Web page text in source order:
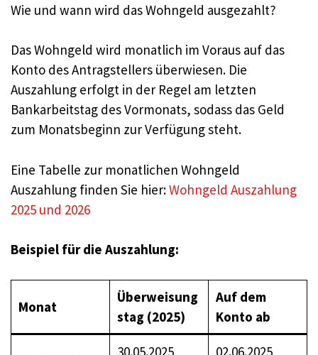
Wie und wann wird das Wohngeld ausgezahlt?
Das Wohngeld wird monatlich im Voraus auf das
Konto des Antragstellers überwiesen. Die
Auszahlung erfolgt in der Regel am letzten
Bankarbeitstag des Vormonats, sodass das Geld
zum Monatsbeginn zur Verfügung steht.
Eine Tabelle zur monatlichen Wohngeld
Auszahlung finden Sie hier:Wohngeld Auszahlung
2025 und 2026
Beispiel für die Auszahlung:
Monat
Überweisung
stag (2025)
Auf dem
Konto ab
30.05.2025
02.06.2025